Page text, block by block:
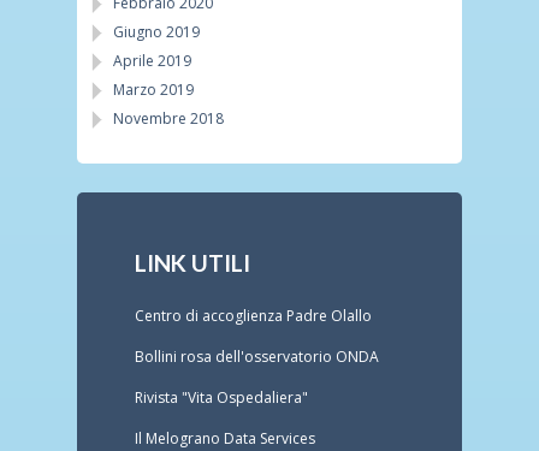
Giugno 2019
Aprile 2019
Marzo 2019
Novembre 2018
LINK UTILI
Centro di accoglienza Padre Olallo
Bollini rosa dell'osservatorio ONDA
Rivista "Vita Ospedaliera"
Il Melograno Data Services